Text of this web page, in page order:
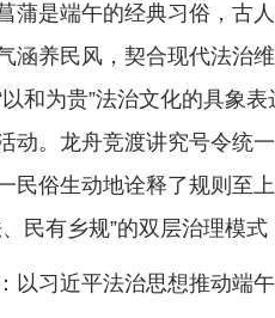
是端午的经典习俗，古人
涵养民风，契合现代法治
和为贵”法治文化的具象
动。龙舟竞渡讲究号令统
民俗生动地诠释了规则至
民有乡规”的双层治理模
习近平法治思想推动端午